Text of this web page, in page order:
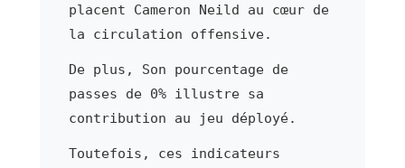
placent Cameron Neild au cœur de
la circulation offensive.
De plus, Son pourcentage de
passes de 0% illustre sa
contribution au jeu déployé.
Toutefois, ces indicateurs